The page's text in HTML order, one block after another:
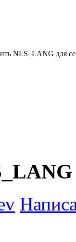
NLS_LANG для